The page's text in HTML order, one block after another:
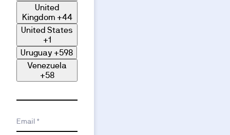
United
Kingdom +44
United States
+1
Uruguay +598
Venezuela
+58
Email *